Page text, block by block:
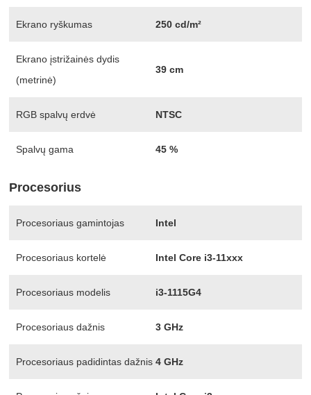
Ekrano ryškumas 250 cd/m²
Ekrano įstrižainės dydis
(metrinė)
39 cm
RGB spalvų erdvė NTSC
Spalvų gama 45 %
Procesorius
Procesoriaus gamintojas Intel
Procesoriaus kortelė Intel Core i3-11xxx
Procesoriaus modelis i3-1115G4
Procesoriaus dažnis 3 GHz
Procesoriaus padidintas dažnis 4 GHz